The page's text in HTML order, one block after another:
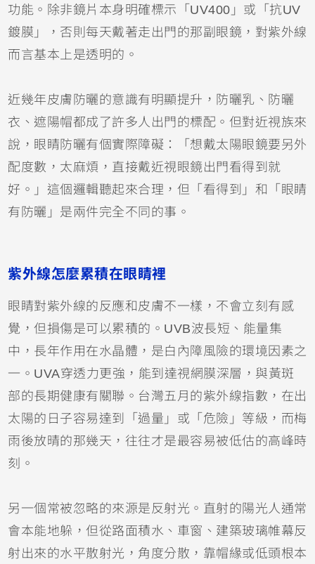
功能。除非鏡片本身明確標示「UV400」或「抗UV
鍍膜」，否則每天戴著走出門的那副眼鏡，對紫外線
而言基本上是透明的。
近幾年皮膚防曬的意識有明顯提升，防曬乳、防曬
衣、遮陽帽都成了許多人出門的標配。但對近視族來
說，眼睛防曬有個實際障礙：「想戴太陽眼鏡要另外
配度數，太麻煩，直接戴近視眼鏡出門看得到就
好。」這個邏輯聽起來合理，但「看得到」和「眼睛
有防曬」是兩件完全不同的事。
紫外線怎麼累積在眼睛裡
眼睛對紫外線的反應和皮膚不一樣，不會立刻有感
覺，但損傷是可以累積的。UVB波長短、能量集
中，長年作用在水晶體，是白內障風險的環境因素之
一。UVA穿透力更強，能到達視網膜深層，與黃斑
部的長期健康有關聯。台灣五月的紫外線指數，在出
太陽的日子容易達到「過量」或「危險」等級，而梅
雨後放晴的那幾天，往往才是最容易被低估的高峰時
刻。
另一個常被忽略的來源是反射光。直射的陽光人通常
會本能地躲，但從路面積水、車窗、建築玻璃帷幕反
射出來的水平散射光，角度分散，靠帽緣或低頭根本